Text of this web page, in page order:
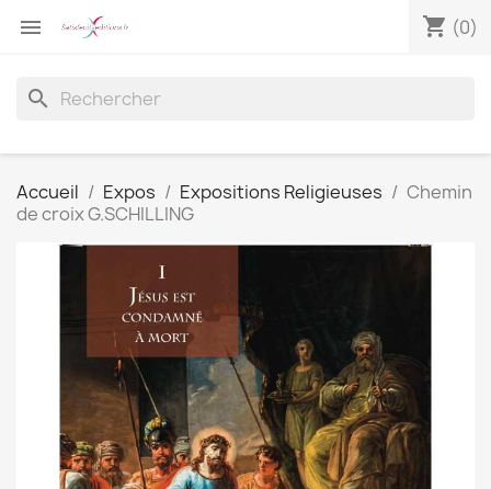
 shopping_cart (0)
search
Accueil Expos Expositions Religieuses
Chemin
de croix G.SCHILLING